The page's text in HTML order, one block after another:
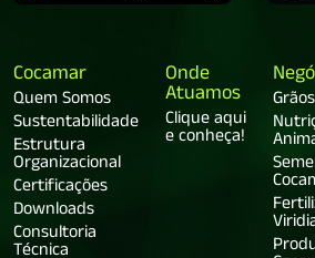
Cocamar
Quem Somos
Sustentabilidade
Estrutura
Organizacional
Certificações
Downloads
Consultoria
Técnica
Onde
Atuamos
Clique aqui
e conheça!
Grãos